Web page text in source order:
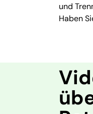
und
Haben